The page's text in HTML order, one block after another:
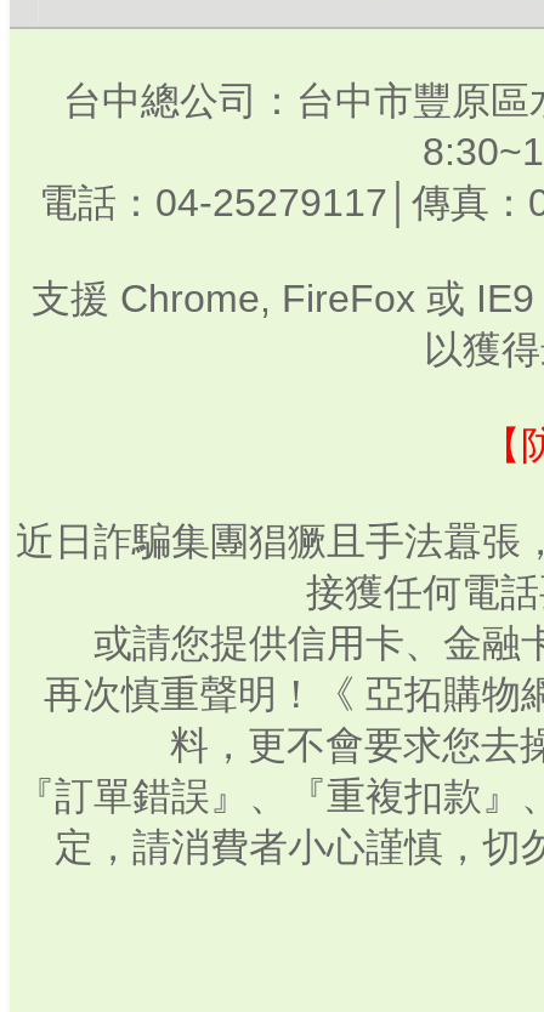
台中總公司：台中市豐原
電話：04-25279117│傳真
支援 Chrome, FireFox 或
以獲
近日詐騙集團猖獗且手法囂張
接獲任何電
或請您提供信用卡、金融
再次慎重聲明！《 亞拓購物
料，更不會要求您去
『訂單錯誤』、『重複扣款
定，請消費者小心謹慎，切